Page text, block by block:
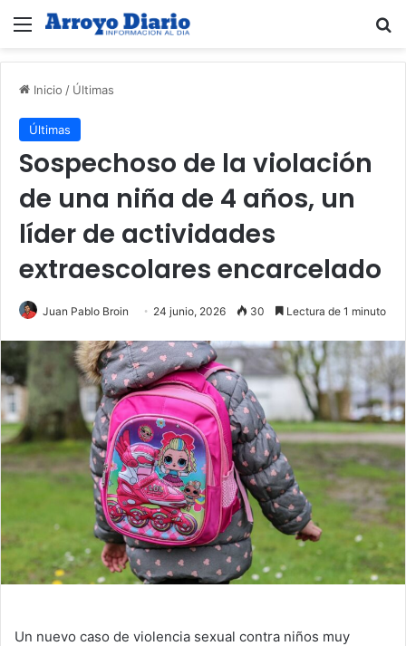
Menú
Inicio / Últimas
Últimas
Sospechoso de la violación
de una niña de 4 años, un
líder de actividades
extraescolares encarcelado
Juan Pablo Broin 24 junio, 2026 30 Lectura de 1 minuto
Un nuevo caso de violencia sexual contra niños muy